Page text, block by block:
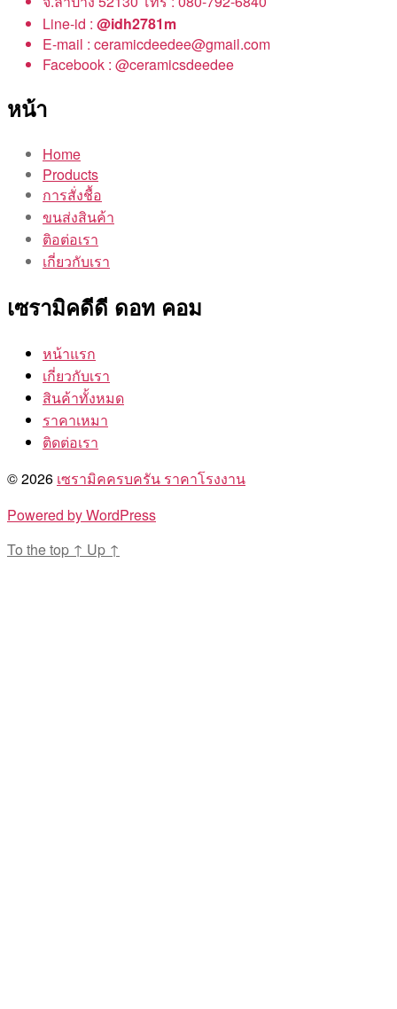
Line-id : @idh2781m
E-mail : ceramicdeedee@gmail.com
Facebook : @ceramicsdeedee
หน้า
Home
Products
การสั่งชื้อ
ขนส่งสินค้า
ติอต่อเรา
เกี่ยวกับเรา
เซรามิคดีดี ดอท คอม
หน้าแรก
เกี่ยวกับเรา
สินค้าทั้งหมด
ราคาเหมา
ติดต่อเรา
© 2026 เซรามิคครบครัน ราคาโรงงาน
Powered by WordPress
To the top ↑ Up ↑